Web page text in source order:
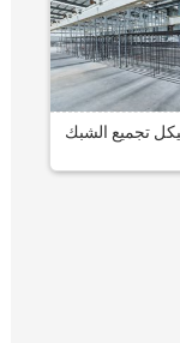
تجميع الشبك